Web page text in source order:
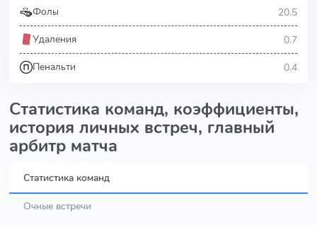
Фолы 20.5
Удаления 0.7
Пенальти 0.4
Статистика команд, коэффициенты,
история личных встреч, главный
арбитр матча
Статистика команд
Очные встречи